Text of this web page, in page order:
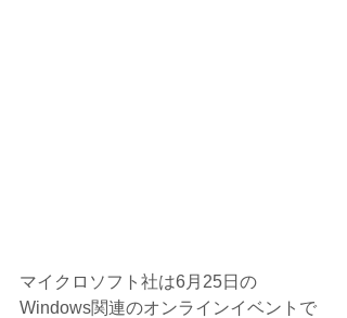
マイクロソフト社は6月25日の
Windows関連のオンラインイベントで